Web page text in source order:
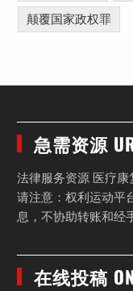
颠覆国家政权罪
急需资源
法律服务资源 医疗
请注意：权利运动平
息，不协助转账和经
在线投稿